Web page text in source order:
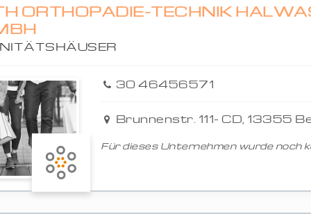
ORTHOPÄDIE-TECHNIK
30 46456571
Brunnenstr. 111- CD, 13355
Für dieses Unternehmen wurde noch